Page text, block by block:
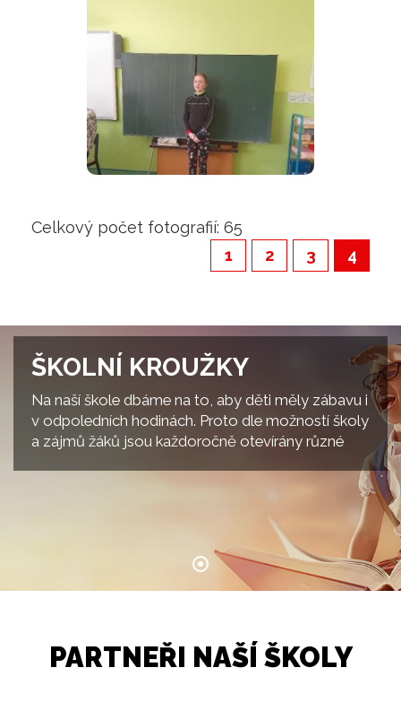
Celkový počet fotografií: 65
1
2 3 4
ŠKOLNÍ KROUŽKY
Na naší škole dbáme na to, aby děti měly zábavu i
v odpoledních hodinách. Proto dle možností školy
a zájmů žáků jsou každoročně otevírány různé
PARTNEŘI NAŠÍ ŠKOLY